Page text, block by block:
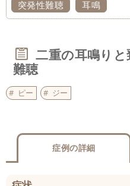
突発性難聴 耳鳴
二重の耳鳴り
難聴
ピー ジー
症例の詳細